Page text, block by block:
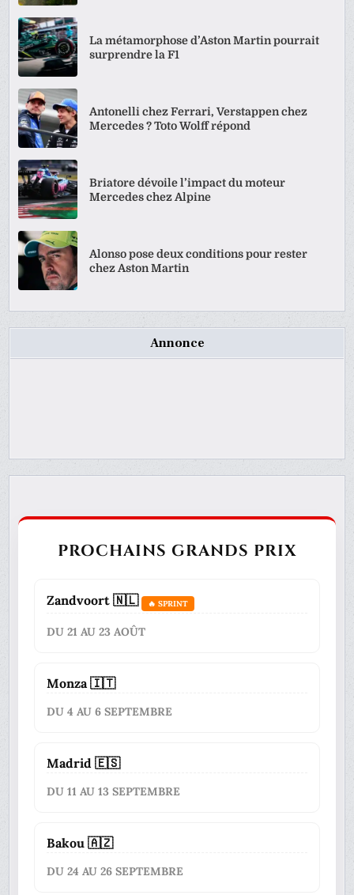
La métamorphose d’Aston Martin pourrait
surprendre la F1
Antonelli chez Ferrari, Verstappen chez
Mercedes ? Toto Wolff répond
Briatore dévoile l’impact du moteur
Mercedes chez Alpine
Alonso pose deux conditions pour rester
chez Aston Martin
Annonce
PROCHAINS GRANDS PRIX
Zandvoort 🇳🇱 🔥 SPRINT
DU 21 AU 23 AOÛT
Monza 🇮🇹
DU 4 AU 6 SEPTEMBRE
Madrid 🇪🇸
DU 11 AU 13 SEPTEMBRE
Bakou 🇦🇿
DU 24 AU 26 SEPTEMBRE